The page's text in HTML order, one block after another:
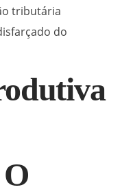
tributária
do